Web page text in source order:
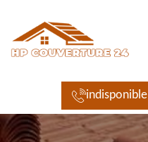
indisponible